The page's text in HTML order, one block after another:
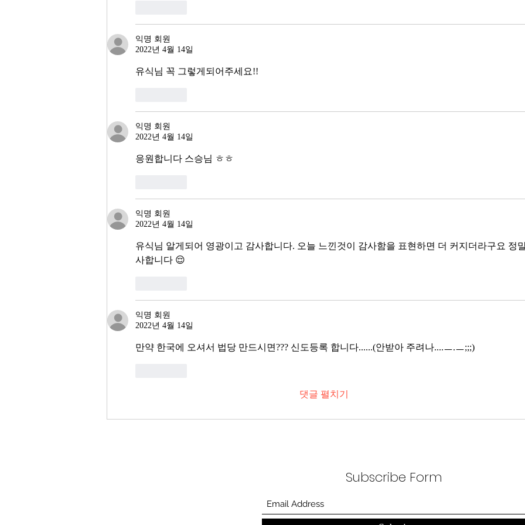
익명 회원
2022년 4월 14일
유식님 꼭 그렇게되어주세요!!
익명 회원
2022년 4월 14일
응원합니다 스승님 ㅎㅎ
익명 회원
2022년 4월 14일
유식님 알게되어 영광이고 감사합니다. 오늘 느낀것이 감사함을 표현하면 더 커지더라구요 정
사합니다 😌
익명 회원
2022년 4월 14일
만약 한국에 오셔서 법당 만드시면??? 신도등록 합니다......(안받아 주려나....ㅡ.ㅡ;;;)
댓글 펼치기
Subscribe Form